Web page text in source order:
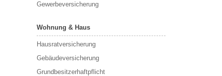
Gewerbeversicherung
Wohnung & Haus
Hausratversicherung
Gebäudeversicherung
Grundbesitzerhaftpflicht